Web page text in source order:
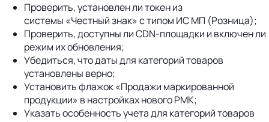
Проверить, установлен ли токен из
системы «Честный знак» с типом ИС МП (Розница);
Проверить, доступны ли CDN-площадки и включен ли
режим их обновления;
Убедиться, что даты для категорий товаров
установлены верно;
Установить флажок «Продажи маркированной
продукции» в настройках нового РМК;
Указать особенность учета для категорий товаров